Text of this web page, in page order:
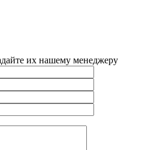
их нашему менеджеру